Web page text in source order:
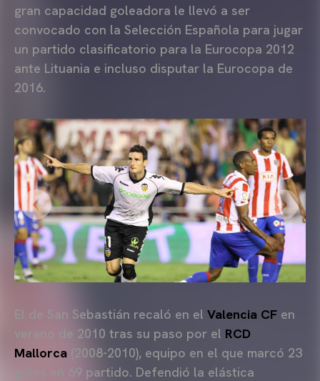
gran capacidad goleadora le llevó a ser
convocado con la Selección Española para jugar
un partido clasificatorio para la Eurocopa 2012
ante Lituania e incluso disputar la Eurocopa de
2016.
El de San Sebastián recaló en el Valencia CF en
verano de 2010 tras su paso por el RCD
Mallorca (2008-2010), equipo en el que marcó 23
goles en 69 partido. Defendió la elástica